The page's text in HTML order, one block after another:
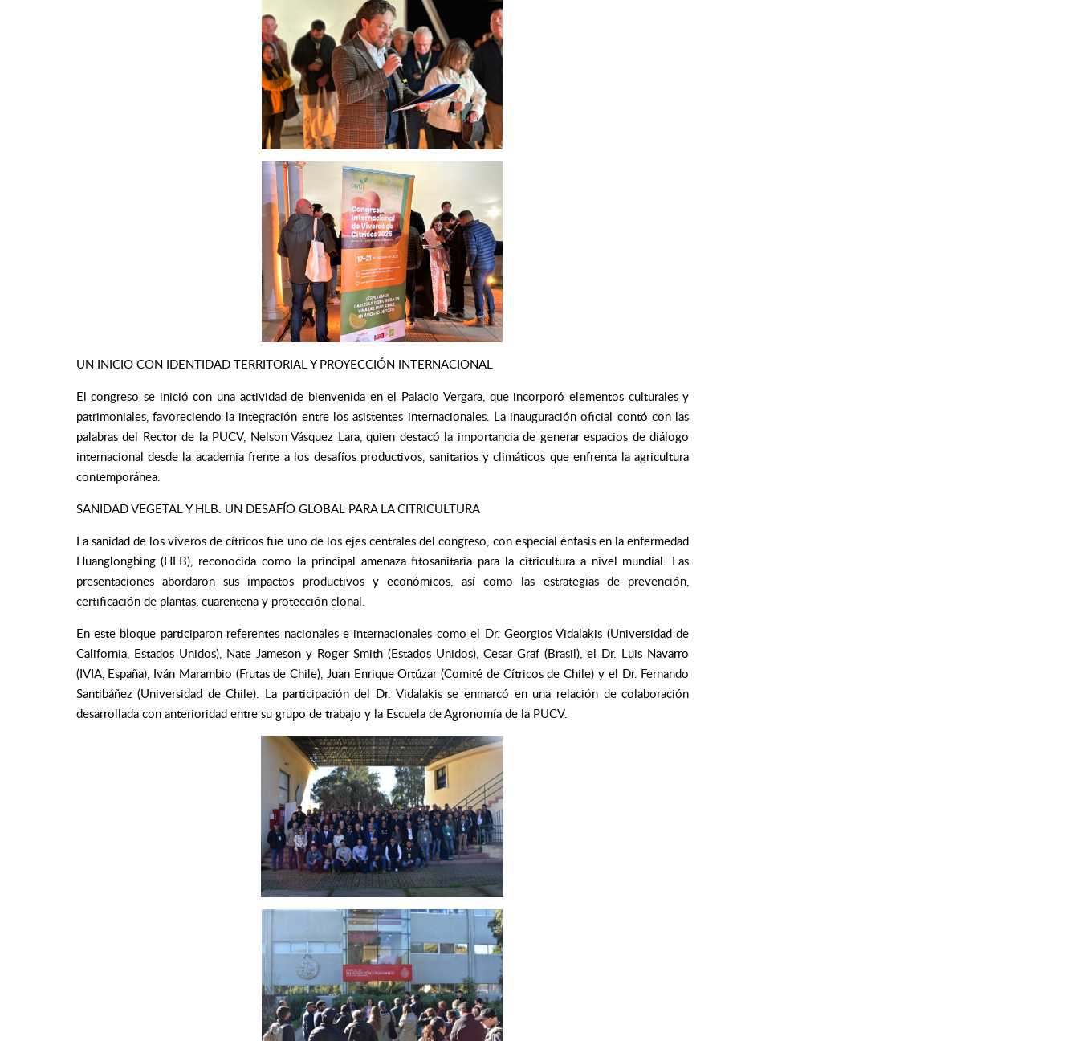
UN INICIO CON IDENTIDAD TERRITORIAL Y PROYECCIÓN INTERNACIONAL
El congreso se inició con una actividad de bienvenida en el Palacio Vergara, que incorporó elementos culturales y
patrimoniales, favoreciendo la integración entre los asistentes internacionales. La inauguración oficial contó con las
palabras del Rector de la PUCV, Nelson Vásquez Lara, quien destacó la importancia de generar espacios de diálogo
internacional desde la academia frente a los desafíos productivos, sanitarios y climáticos que enfrenta la agricultura
contemporánea.
SANIDAD VEGETAL Y HLB: UN DESAFÍO GLOBAL PARA LA CITRICULTURA
La sanidad de los viveros de cítricos fue uno de los ejes centrales del congreso, con especial énfasis en la enfermedad
Huanglongbing (HLB), reconocida como la principal amenaza fitosanitaria para la citricultura a nivel mundial. Las
presentaciones abordaron sus impactos productivos y económicos, así como las estrategias de prevención,
certificación de plantas, cuarentena y protección clonal.
En este bloque participaron referentes nacionales e internacionales como el Dr. Georgios Vidalakis (Universidad de
California, Estados Unidos), Nate Jameson y Roger Smith (Estados Unidos), Cesar Graf (Brasil), el Dr. Luis Navarro
(IVIA, España), Iván Marambio (Frutas de Chile), Juan Enrique Ortúzar (Comité de Cítricos de Chile) y el Dr. Fernando
Santibáñez (Universidad de Chile). La participación del Dr. Vidalakis se enmarcó en una relación de colaboración
desarrollada con anterioridad entre su grupo de trabajo y la Escuela de Agronomía de la PUCV.